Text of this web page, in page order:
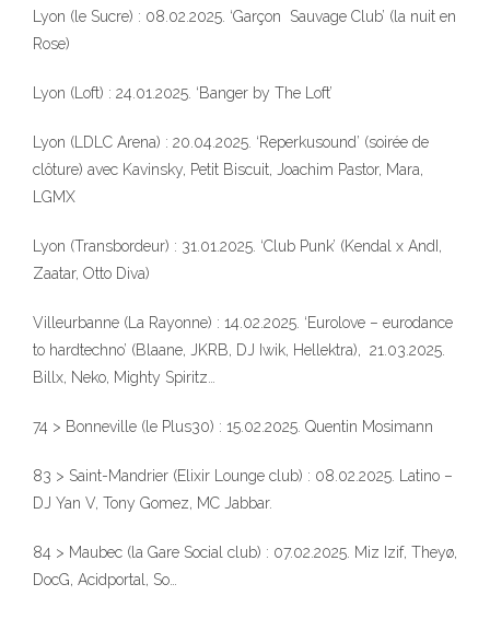
Lyon (le Sucre) : 08.02.2025. ‘Garçon Sauvage Club’ (la nuit en
Rose)
Lyon (Loft) : 24.01.2025. ‘Banger by The Loft’
Lyon (LDLC Arena) : 20.04.2025. ‘Reperkusound’ (soirée de
clôture) avec Kavinsky, Petit Biscuit, Joachim Pastor, Mara,
LGMX
Lyon (Transbordeur) : 31.01.2025. ‘Club Punk’ (Kendal x AndI,
Zaatar, Otto Diva)
Villeurbanne (La Rayonne) : 14.02.2025. ‘Eurolove – eurodance
to hardtechno’ (Blaane, JKRB, DJ Iwik, Hellektra), 21.03.2025.
Billx, Neko, Mighty Spiritz…
74 > Bonneville (le Plus30) : 15.02.2025. Quentin Mosimann
83 > Saint-Mandrier (Elixir Lounge club) : 08.02.2025. Latino –
DJ Yan V, Tony Gomez, MC Jabbar.
84 > Maubec (la Gare Social club) : 07.02.2025. Miz Izif, Theyø,
DocG, Acidportal, So…